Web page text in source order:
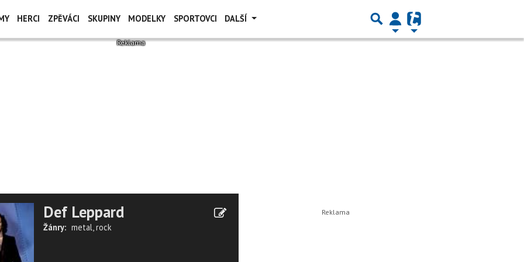
HERCI ZPĚVÁCI SKUPINY MODELKY SPORTOVCI DALŠÍ
Def Leppard
Žánry: metal,rock